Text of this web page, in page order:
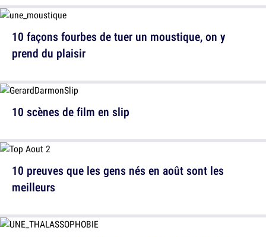
10 scènes de film en slip
10 façons fourbes de tuer un moustique, on y
prend du plaisir
10 preuves que les gens nés en août sont les
meilleurs